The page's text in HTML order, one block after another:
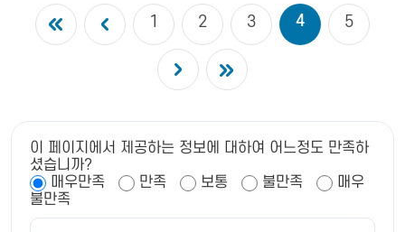
1 2 3 4 5
이 페이지에서 제공하는 정보에 대하여 어느정도 만족하
셨습니까?
매우만족
만족 보통 불만족
매우
불만족